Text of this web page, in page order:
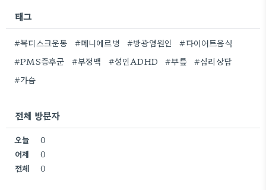
태그
#목디스크운동 #메니에르병 #방광염원인
#다이어트음식
#PMS증후군
#부정맥 #성인ADHD #무릎
#심리상담
#가슴
전체 방문자
오늘
0
어제
0
전체
0